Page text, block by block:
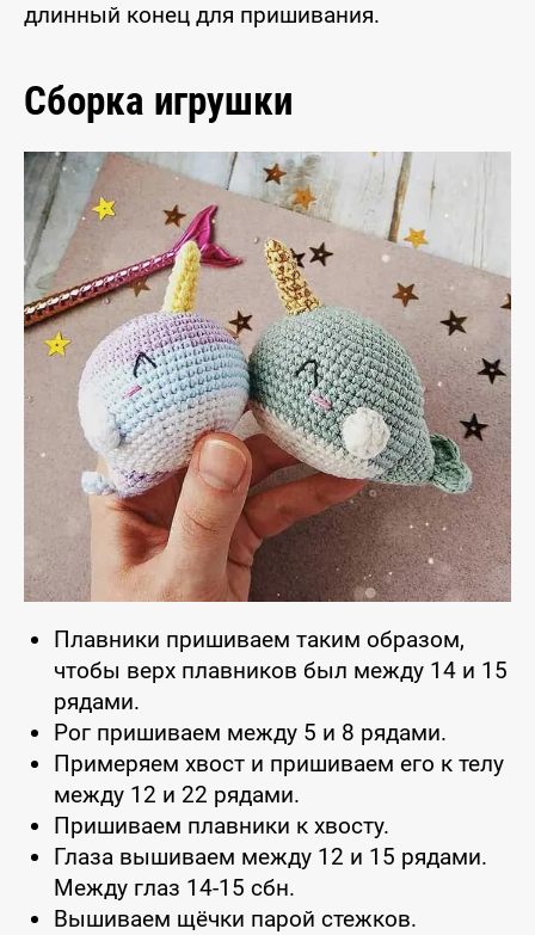
длинный конец для пришивания.
Сборка игрушки
Плавники пришиваем таким образом,
чтобы верх плавников был между 14 и 15
рядами.
Рог пришиваем между 5 и 8 рядами.
Примеряем хвост и пришиваем его к телу
между 12 и 22 рядами.
Пришиваем плавники к хвосту.
Глаза вышиваем между 12 и 15 рядами.
Между глаз 14-15 сбн.
Вышиваем щёчки парой стежков.